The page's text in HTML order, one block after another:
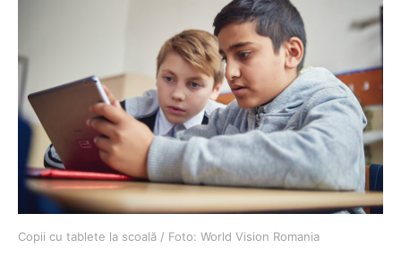
Copii cu tablete la scoală / Foto: World Vision Romania